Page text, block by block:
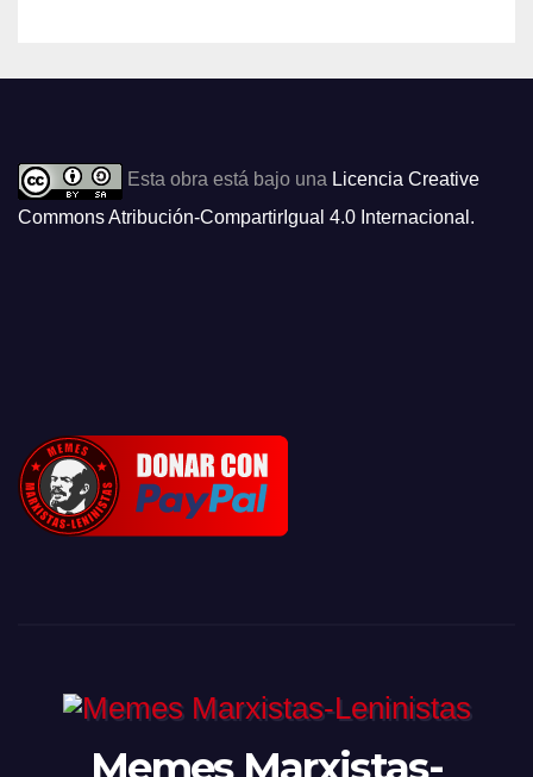
Esta obra está bajo una Licencia Creative
Commons Atribución-CompartirIgual 4.0 Internacional .